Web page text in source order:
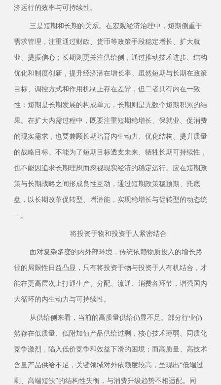
济运行的效率与可持续性。
三是短期和长期的关系。在宏观经济治理中，短期侧重于
需求管理，注重通过财政、货币等政策手段稳定增长、扩大就
业、提振信心；长期则更关注供给侧，通过推动技术进步、结构
优化和制度创新，提升经济潜在增长率。虽然短期与长期在政策
目标、调控方式和作用机制上存在差异，但二者具有内在一致
性：短期是长期发展的构成单元，长期则是无数个短期积累的结
果。在扩大内需过程中，既要注重短期稳增长、保就业、促消费
的现实需求，也要兼顾长期培育内生动力、优化结构、提升质量
的战略目标。不能为了短期目标透支未来、牺牲长期可持续性，
也不能因追求长期理想而忽视现实经济的稳定运行。应在短期政
策与长期战略之间形成良性互动，通过短期政策稳预期、托底
盘，以长期改革促转型、增潜能，实现稳增长与促转型的动态统
一。
将投资于物和投资于人紧密结合
面对复杂多变的内外部环境，传统依赖物质投入的增长路
径的局限性日益凸显，只有将投资于物与投资于人有机结合，才
能在更高层次上打通生产、分配、流通、消费各环节，增强国内
大循环的内生动力与可持续性。
从供给侧来看，当前的高质量供给仍显不足。部分行业仍
然存在低质量、低附加值产品供给过剩，核心技术薄弱、同质化
竞争激烈，陷入低价竞争和效益下滑的困境；而高质量、高技术
含量产品供给不足，关键领域对外依赖度较高，呈现出“低端过
剩、高端短缺”的结构性失衡，与消费升级趋势不相适配。同